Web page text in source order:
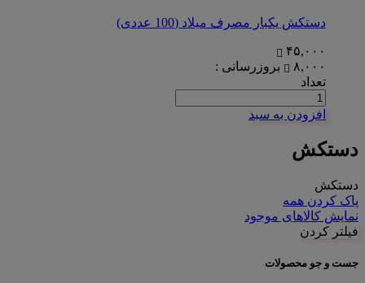
دستکش یکبار مصرف میلاد (100 عددی)
۴۵,۰۰۰
۸,۰۰۰
بروزرسانی :
تعداد
افزودن به سبد
دستکش
دستکش
پاک کردن همه
نمایش کالاهای موجود
فیلتر کردن
جست و جو محصولات